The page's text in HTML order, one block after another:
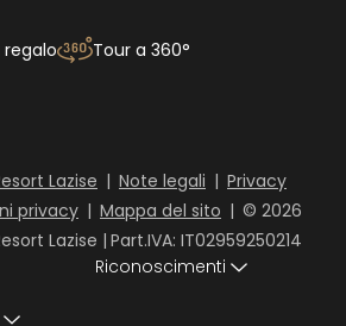
regalo Tour a 360°
Lazise | Note legali | Privacy
privacy | Mappa del sito | © 2026
Lazise | Part.IVA: IT02959250214
Riconoscimenti